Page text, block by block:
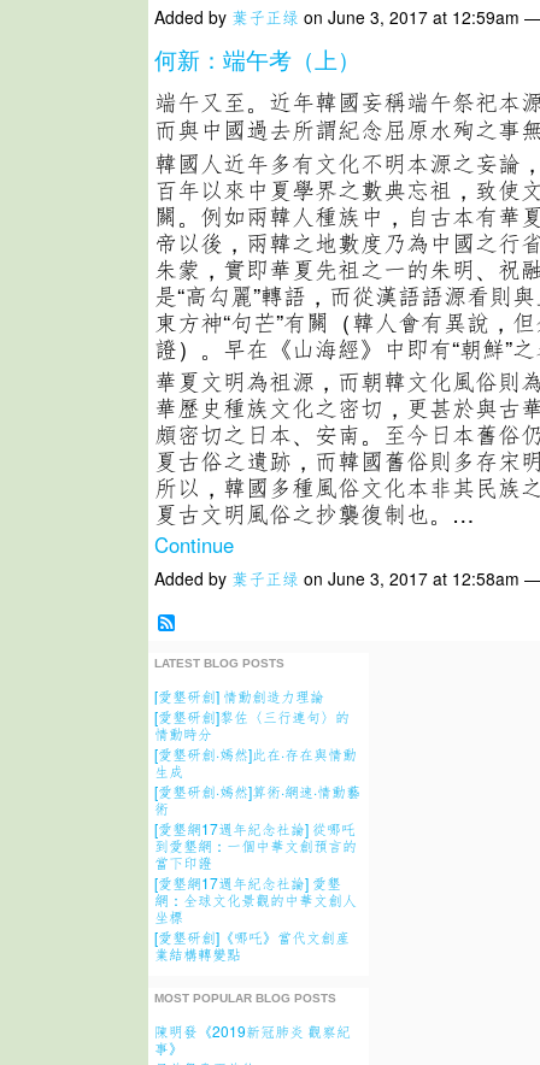
Added by 葉子正绿 on June 3, 2017 at 12:59am
何新：端午考（上）
端午又至。近年韓國妄稱端午祭祀本
而與中國過去所謂紀念屈原水殉之事
韓國人近年多有文化不明本源之妄論
百年以來中夏學界之數典忘祖，致使
關。例如兩韓人種族中，自古本有華
帝以後，兩韓之地數度乃為中國之行
朱蒙，實即華夏先祖之一的朱明、祝
是“高勾麗”轉語，而從漢語語源看則
東方神“句芒”有關（韓人會有異說，
證）。早在《山海經》中即有“朝鮮”
華夏文明為祖源，而朝韓文化風俗則
華歷史種族文化之密切，更甚於與古
頗密切之日本、安南。至今日本舊俗
夏古俗之遺跡，而韓國舊俗則多存宋
所以，韓國多種風俗文化本非其民族
夏古文明風俗之抄襲復制也。…
Continue
Added by 葉子正绿 on June 3, 2017 at 12:58am
LATEST BLOG POSTS
[愛墾研創] 情動創造力理論
[愛墾研創]黎佐〈三行連句〉的
情動時分
[愛墾研創·嫣然]此在·存在與情動
生成
[愛墾研創·嫣然]算術·網速·情動藝
術
[愛墾網17週年紀念社論] 從哪吒
到愛墾網：一個中華文創預言的
當下印證
[愛墾網17週年紀念社論] 愛墾
網：全球文化景觀的中華文創人
坐標
[愛墾研創]《哪吒》當代文創産
業結構轉變點
MOST POPULAR BLOG POSTS
陳明發《2019新冠肺炎 觀察紀
事》